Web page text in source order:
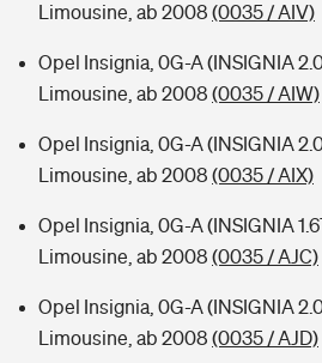
Limousine, ab 2008 (0035 / AIV)
Opel Insignia, 0G-A (INSIGNIA
Limousine, ab 2008 (0035 / AIW)
Opel Insignia, 0G-A (INSIGNIA
Limousine, ab 2008 (0035 / AIX)
Opel Insignia, 0G-A (INSIGNIA
Limousine, ab 2008 (0035 / AJC)
Opel Insignia, 0G-A (INSIGNIA
Limousine, ab 2008 (0035 / AJD)